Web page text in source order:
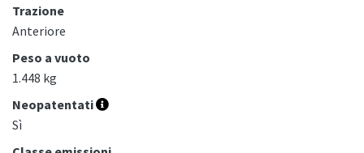
Trazione
Anteriore
Peso a vuoto
1.448 kg
Neopatentati
Sì